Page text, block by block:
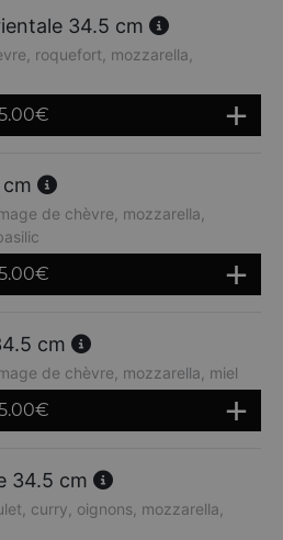
34.5 cm
roquefort, mozzarella,
€
de chèvre, mozzarella,
€
cm
de chèvre, mozzarella, miel
€
34.5 cm
curry, oignons, mozzarella,